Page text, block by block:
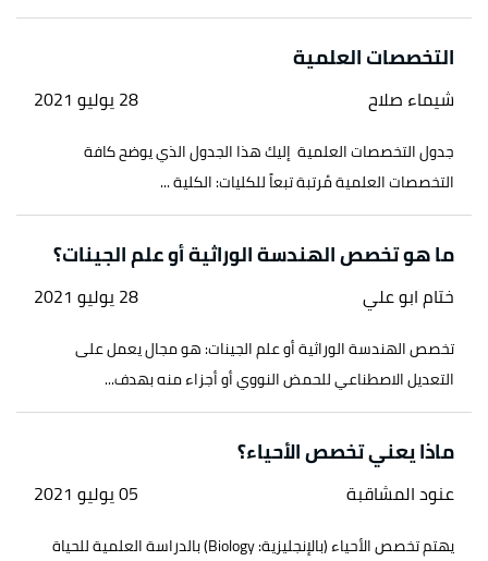
التخصصات العلمية
شيماء صلاح 28 يوليو 2021
جدول التخصصات العلمية إليك هذا الجدول الذي يوضح كافة
التخصصات العلمية مُرتبة تبعاً للكليات: الكلية ...
ما هو تخصص الهندسة الوراثية أو علم الجينات؟
ختام ابو علي 28 يوليو 2021
تخصص الهندسة الوراثية أو علم الجينات: هو مجال يعمل على
التعديل الاصطناعي للحمض النووي أو أجزاء منه بهدف...
ماذا يعني تخصص الأحياء؟
عنود المشاقبة 05 يوليو 2021
يهتم تخصص الأحياء (بالإنجليزية: Biology) بالدراسة العلمية للحياة